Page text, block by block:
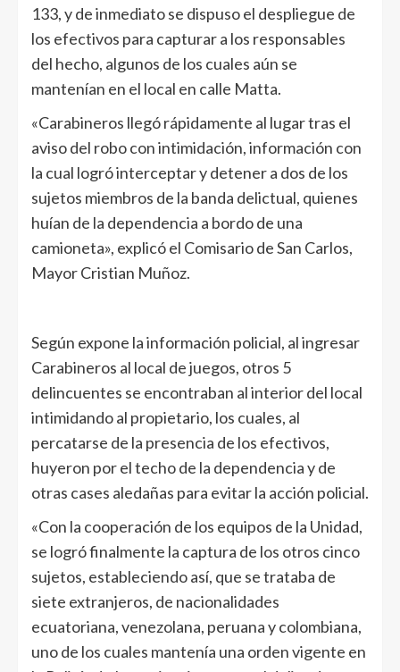
133, y de inmediato se dispuso el despliegue de
los efectivos para capturar a los responsables
del hecho, algunos de los cuales aún se
mantenían en el local en calle Matta.
«Carabineros llegó rápidamente al lugar tras el
aviso del robo con intimidación, información con
la cual logró interceptar y detener a dos de los
sujetos miembros de la banda delictual, quienes
huían de la dependencia a bordo de una
camioneta», explicó el Comisario de San Carlos,
Mayor Cristian Muñoz.
Según expone la información policial, al ingresar
Carabineros al local de juegos, otros 5
delincuentes se encontraban al interior del local
intimidando al propietario, los cuales, al
percatarse de la presencia de los efectivos,
huyeron por el techo de la dependencia y de
otras cases aledañas para evitar la acción policial.
«Con la cooperación de los equipos de la Unidad,
se logró finalmente la captura de los otros cinco
sujetos, estableciendo así, que se trataba de
siete extranjeros, de nacionalidades
ecuatoriana, venezolana, peruana y colombiana,
uno de los cuales mantenía una orden vigente en